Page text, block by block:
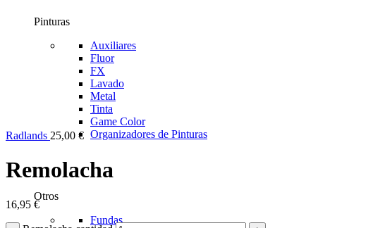
Pinturas
Auxiliares
Fluor
FX
Lavado
Metal
Tinta
Game Color
Organizadores de Pinturas
Otros
Fundas
Radlands 25,00 €
Remolacha
16,95 €